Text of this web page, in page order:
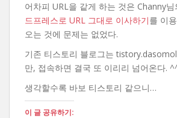
어차피 URL을 같게 하는 것은 Channy님
드프레스로 URL 그대로 이사하기를 이
오는 것에 문제는 없었다.
기존 티스토리 블로그는
만, 접속하면 결국 또 이리리 넘어온다.
생각할수록 바보 티스토리 같으니…
이 글 공유하기: